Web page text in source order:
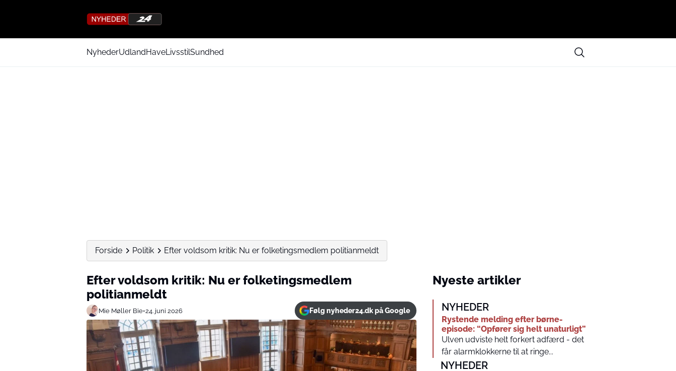
NyhederUdlandHaveLivsstilSundhed
Forside Politik Efter voldsom kritik: Nu er folketingsmedlem politianmeldt
Efter voldsom kritik: Nu er folketingsmedlem
politianmeldt
Mie Møller Bie•24. juni 2026 Følg nyheder24.dk på Google
Nyeste artikler
NYHEDER
Rystende melding efter børne-
episode: “Opfører sig helt unaturligt”
Ulven udviste helt forkert adfærd - det
får alarmklokkerne til at ringe...
NYHEDER